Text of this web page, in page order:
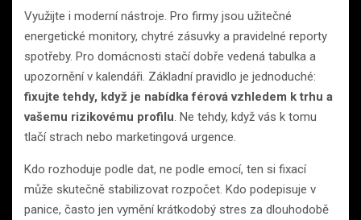
Využijte i moderní nástroje. Pro firmy jsou užitečné
energetické monitory, chytré zásuvky a pravidelné reporty
spotřeby. Pro domácnosti stačí dobře vedená tabulka a
upozornění v kalendáři. Základní pravidlo je jednoduché:
fixujte tehdy, když je nabídka férová vzhledem k trhu a
vašemu rizikovému profilu . Ne tehdy, když vás k tomu
tlačí strach nebo marketingová urgence.
Kdo rozhoduje podle dat, ne podle emocí, ten si fixací
může skutečně stabilizovat rozpočet. Kdo podepisuje v
panice, často jen vymění krátkodobý stres za dlouhodobě